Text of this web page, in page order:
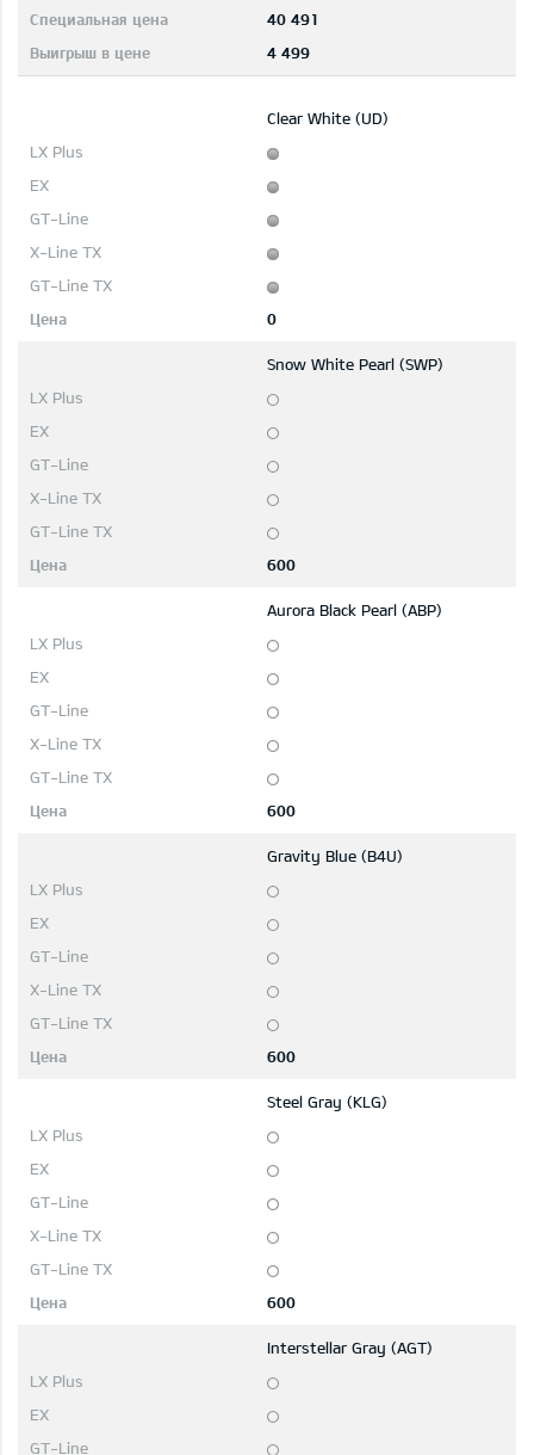
40 491
4 499
Clear White (UD)
0
Snow White Pearl (SWP)
600
Aurora Black Pearl (ABP)
600
Gravity Blue (B4U)
600
Steel Gray (KLG)
600
Interstellar Gray (AGT)